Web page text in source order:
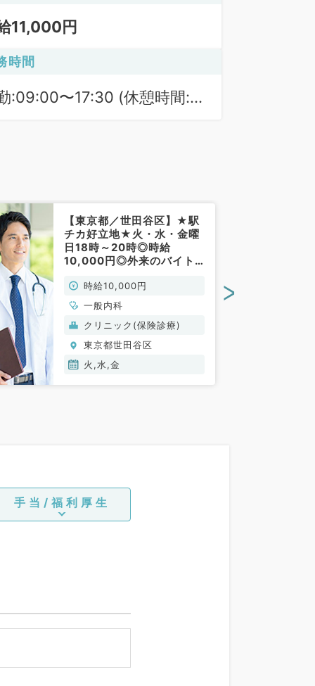
11,000円
時間
:09:00〜17:30 (休憩時間:
【東京都／世田谷区】★駅
チカ好立地★火・水・金曜
日18時～20時◎時給
10,000円◎外来のバイト
勤）時給10,000円
一般内科
クリニック(保険診療)
東京都世田谷区
火,水,金
>
手当/福利厚生